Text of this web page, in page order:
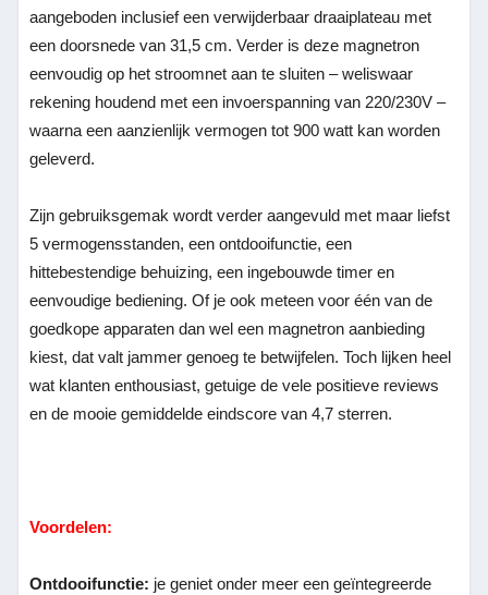
aangeboden inclusief een verwijderbaar draaiplateau met
een doorsnede van 31,5 cm. Verder is deze magnetron
eenvoudig op het stroomnet aan te sluiten – weliswaar
rekening houdend met een invoerspanning van 220/230V –
waarna een aanzienlijk vermogen tot 900 watt kan worden
geleverd.
Zijn gebruiksgemak wordt verder aangevuld met maar liefst
5 vermogensstanden, een ontdooifunctie, een
hittebestendige behuizing, een ingebouwde timer en
eenvoudige bediening. Of je ook meteen voor één van de
goedkope apparaten dan wel een magnetron aanbieding
kiest, dat valt jammer genoeg te betwijfelen. Toch lijken heel
wat klanten enthousiast, getuige de vele positieve reviews
en de mooie gemiddelde eindscore van 4,7 sterren.
Voordelen:
Ontdooifunctie: je geniet onder meer een geïntegreerde